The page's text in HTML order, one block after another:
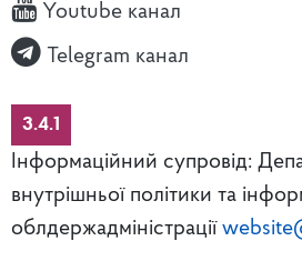
Youtube канал
Telegram канал
3.4.1
Інформаційний супровід:
внутрішньої політики та
облдержадміністрації